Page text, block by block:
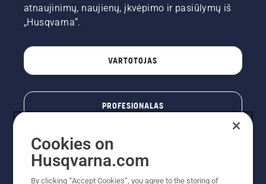
atnaujinimų, naujienų, įkvėpimo ir pasiūlymų iš
„Husqvarna“.
VARTOTOJAS
PROFESIONALAS
Cookies on
Husqvarna.com
By clicking “Accept Cookies”, you agree to the storing of